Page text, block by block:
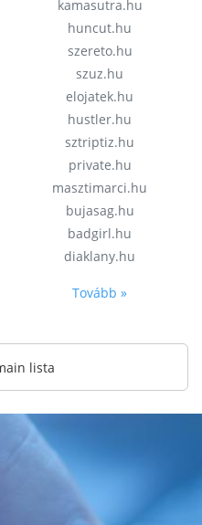
kamasutra.hu
huncut.hu
szereto.hu
szuz.hu
elojatek.hu
hustler.hu
sztriptiz.hu
private.hu
masztimarci.hu
bujasag.hu
badgirl.hu
diaklany.hu
Tovább »
lista